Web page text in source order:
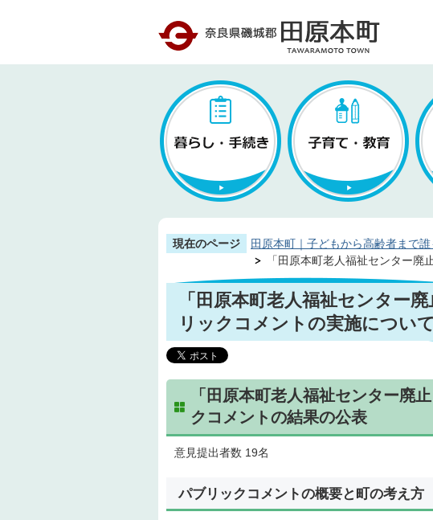
現在のページ 田原本町｜子どもから高齢者まで
「田原本町老人福祉センター廃
「田原本町老人福祉センター
リックコメントの実施について
「田原本町老人福祉センター廃
クコメントの結果の公表
意見提出者数 19名
パブリックコメントの概要と町の考え方